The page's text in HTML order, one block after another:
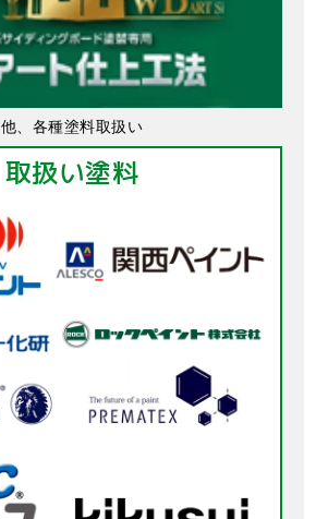
他、各種塗料取扱い
取扱い塗料